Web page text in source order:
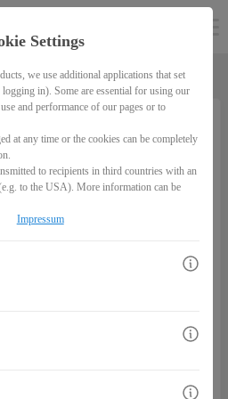
erstellen Onlinekurs
der dir zeigt, wie du Webdesign
webdesign-angebot-erstellen
Settings
we use additional applications that set
in). Some are essential for using our
and performance of our pages or to
at any time or the cookies can be completely
to recipients in third countries with an
to the USA). More information can be
Impressum